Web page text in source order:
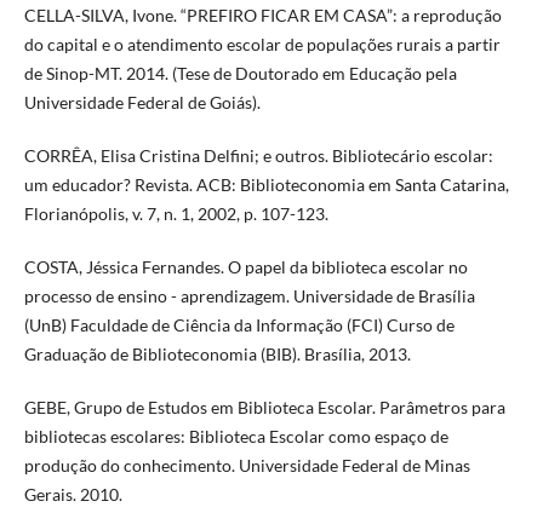
CELLA-SILVA, Ivone. “PREFIRO FICAR EM CASA”: a reprodução
do capital e o atendimento escolar de populações rurais a partir
de Sinop-MT. 2014. (Tese de Doutorado em Educação pela
Universidade Federal de Goiás).
CORRÊA, Elisa Cristina Delfini; e outros. Bibliotecário escolar:
um educador? Revista. ACB: Biblioteconomia em Santa Catarina,
Florianópolis, v. 7, n. 1, 2002, p. 107-123.
COSTA, Jéssica Fernandes. O papel da biblioteca escolar no
processo de ensino - aprendizagem. Universidade de Brasília
(UnB) Faculdade de Ciência da Informação (FCI) Curso de
Graduação de Biblioteconomia (BIB). Brasília, 2013.
GEBE, Grupo de Estudos em Biblioteca Escolar. Parâmetros para
bibliotecas escolares: Biblioteca Escolar como espaço de
produção do conhecimento. Universidade Federal de Minas
Gerais. 2010.